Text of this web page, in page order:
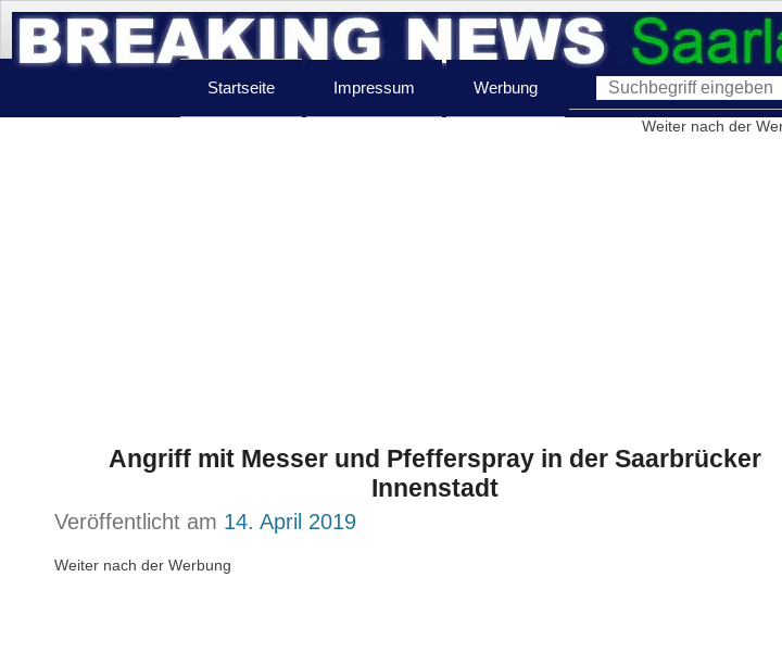
Startseite Impressum Werbung
Weiter nach der
Angriff mit Messer und Pfefferspray in der Saarbrücker
Innenstadt
Veröffentlicht am 14. April 2019
Weiter nach der Werbung